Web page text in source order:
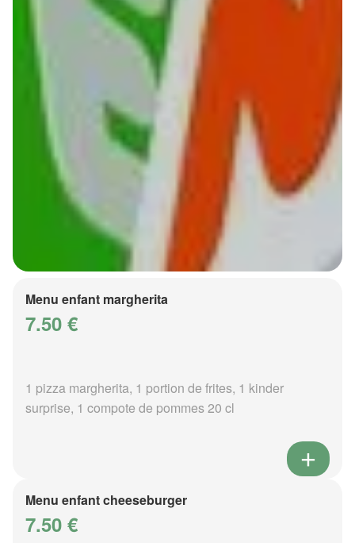
Menu enfant margherita
7.50 €
1 pizza margherita, 1 portion de frites, 1 kinder
surprise, 1 compote de pommes 20 cl
Menu enfant cheeseburger
7.50 €